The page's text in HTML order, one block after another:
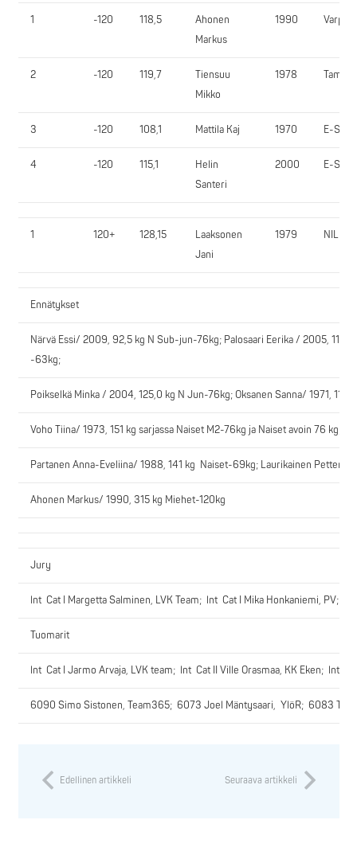
1 -120 118,5
Ahonen
Markus
1990 VarpVi
2 -120 119,7
Tiensuu
Mikko
1978 TamRy
3 -120 108,1 Mattila Kaj 1970 E-SV
4 -120 115,1
Helin
Santeri
2000 E-SV
1 120+ 128,15
Laaksonen
Jani
1979 NIL
Ennätykset
Närvä Essi/ 2009, 92,5 kg N Sub-jun-76kg; Palosaari Eerika / 2005,
-63kg;
Poikselkä Minka / 2004, 125,0 kg N Jun-76kg; Oksanen Sanna/ 1971,
Voho Tiina/ 1973, 151 kg sarjassa Naiset M2-76kg ja Naiset avoin 76 kg;
Partanen Anna-Eveliina/ 1988, 141 kg Naiset-69kg; Laurikainen Petteri/
Ahonen Markus/ 1990, 315 kg Miehet-120kg
Jury
lnt Cat I Margetta Salminen, LVK Team; lnt Cat I Mika Honkaniemi, PV; lnt
Tuomarit
lnt Cat I Jarmo Arvaja, LVK team; lnt Cat II Ville Orasmaa, KK Eken; lnt
6090 Simo Sistonen, Team365; 6073 Joel Mäntysaari, YlöR; 6083
Edellinen artikkeli Seuraava artikkeli